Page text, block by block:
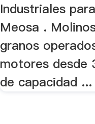
Industriales
Meosa .
granos
motores desde
de capacidad ...